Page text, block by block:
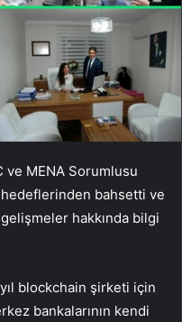
ve MENA Sorumlusu
bahsetti ve
hakkında bilgi
blockchain şirketi için
bankalarının kendi